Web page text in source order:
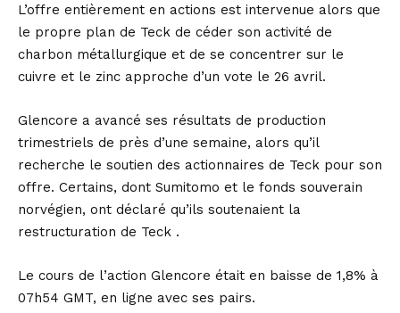
L’offre entièrement en actions est intervenue alors que
le propre plan de Teck de céder son activité de
charbon métallurgique et de se concentrer sur le
cuivre et le zinc approche d’un vote le 26 avril.
Glencore a avancé ses résultats de production
trimestriels de près d’une semaine, alors qu’il
recherche le soutien des actionnaires de Teck pour son
offre. Certains, dont Sumitomo et le fonds souverain
norvégien, ont déclaré qu’ils soutenaient la
restructuration de Teck .
Le cours de l’action Glencore était en baisse de 1,8% à
07h54 GMT, en ligne avec ses pairs.